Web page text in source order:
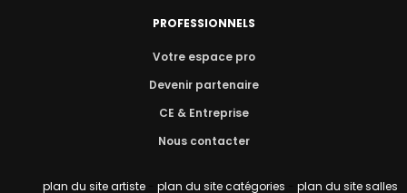
PROFESSIONNELS
Votre espace pro
Devenir partenaire
CE & Entreprise
Nous contacter
plan du site artiste plan du site catégories plan du site salles